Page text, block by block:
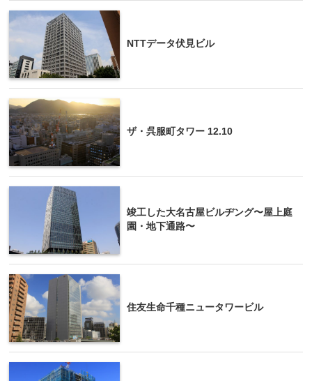
NTTデータ伏見ビル
ザ・呉服町タワー 12.10
竣工した大名古屋ビルヂング〜屋上庭
園・地下通路〜
住友生命千種ニュータワービル